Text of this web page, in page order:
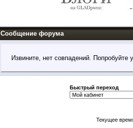
Сообщение форума
Извините, нет совпадений. Попробуйте
Быстрый переход
Текущее